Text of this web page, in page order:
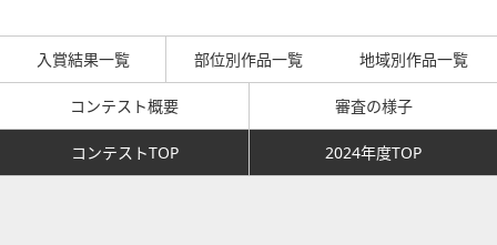
入賞結果一覧 部位別作品一覧 地域別作品一覧
コンテスト概要 審査の様子
コンテストTOP 2024年度TOP